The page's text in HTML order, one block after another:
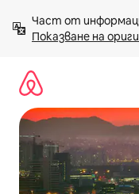
към
съдържанието
Показване на